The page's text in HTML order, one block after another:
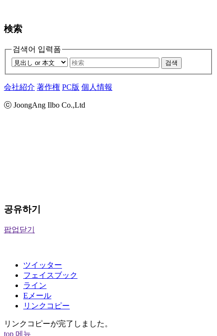
検索
검색어 입력폼
검색
会社紹介 著作権 PC版 個人情報
ⓒ JoongAng Ilbo Co.,Ltd
공유하기
팝업닫기
ツイッター
フェイスブック
ライン
Eメール
リンクコピー
リンクコピーが完了しました。
top 메뉴